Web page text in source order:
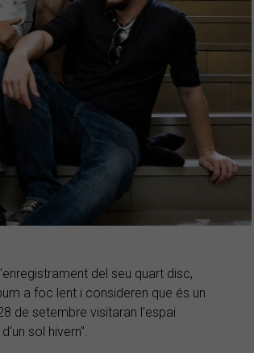
del seu quart disc,
a foc lent i consideren que és un
de setembre visitaran l'espai
sol hivern".